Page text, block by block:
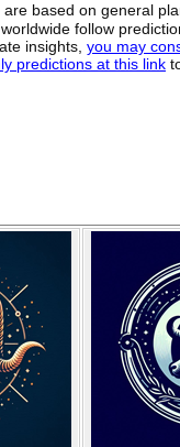
based on general
follow
insights, you may
predictions at this link